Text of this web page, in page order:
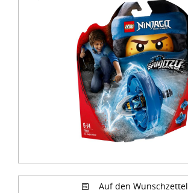
Auf den Wunschzettel